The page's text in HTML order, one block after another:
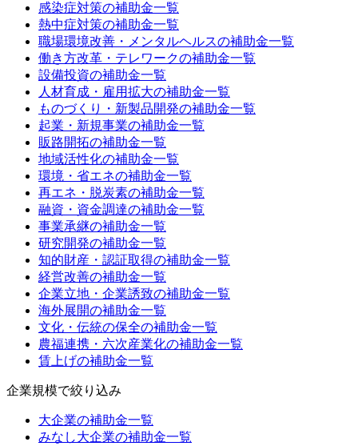
感染症対策の補助金一覧
熱中症対策の補助金一覧
職場環境改善・メンタルヘルスの補助金一覧
働き方改革・テレワークの補助金一覧
設備投資の補助金一覧
人材育成・雇用拡大の補助金一覧
ものづくり・新製品開発の補助金一覧
起業・新規事業の補助金一覧
販路開拓の補助金一覧
地域活性化の補助金一覧
環境・省エネの補助金一覧
再エネ・脱炭素の補助金一覧
融資・資金調達の補助金一覧
事業承継の補助金一覧
研究開発の補助金一覧
知的財産・認証取得の補助金一覧
経営改善の補助金一覧
企業立地・企業誘致の補助金一覧
海外展開の補助金一覧
文化・伝統の保全の補助金一覧
農福連携・六次産業化の補助金一覧
賃上げの補助金一覧
企業規模で絞り込み
大企業の補助金一覧
みなし大企業の補助金一覧